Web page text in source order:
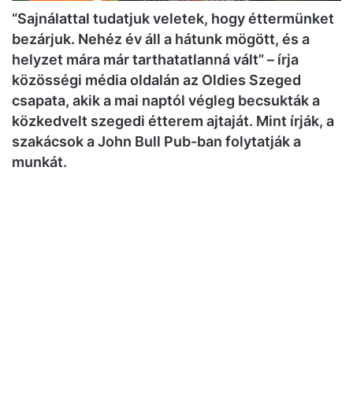
“Sajnálattal tudatjuk veletek, hogy éttermünket
bezárjuk. Nehéz év áll a hátunk mögött, és a
helyzet mára már tarthatatlanná vált” – írja
közösségi média oldalán az Oldies Szeged
csapata, akik a mai naptól végleg becsukták a
közkedvelt szegedi étterem ajtaját. Mint írják, a
szakácsok a John Bull Pub-ban folytatják a
munkát.